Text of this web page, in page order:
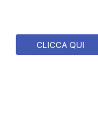
CLICCA QUI